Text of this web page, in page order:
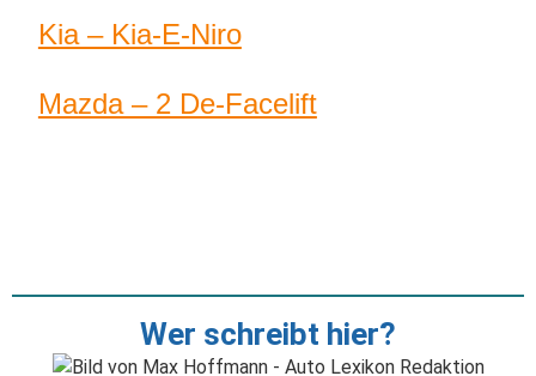
Kia – Kia-E-Niro
Mazda – 2 De-Facelift
Wer schreibt hier?